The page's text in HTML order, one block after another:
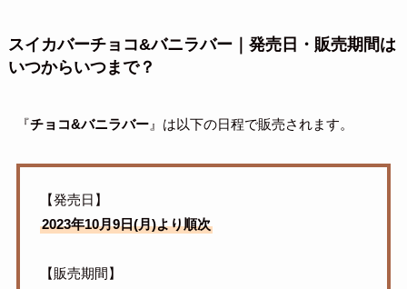
スイカバーチョコ&バニラバー｜発売日・販売期間は
いつからいつまで？
『チョコ&バニラバー』は以下の日程で販売されます。
【発売日】
2023年10月9日(月)より順次
【販売期間】